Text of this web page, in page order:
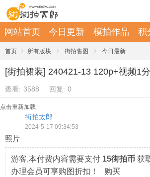
网站首页 今日更新 模拍作品 积
首页 › 所有版块 › 街拍售图 › 今日最新
[街拍裙装] 240421-13 120p+视频1
查看: 3588 回复: 0
点击重新加载
街拍太郎
2024-5-17 09:34:53
照片
游客,本付费内容需要支付 15街拍币 获
办理会员可享购图折扣！ 购买